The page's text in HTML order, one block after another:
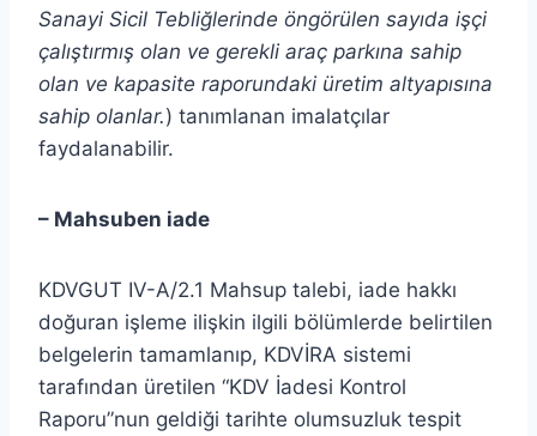
Sanayi Sicil Tebliğlerinde öngörülen sayıda işçi
çalıştırmış olan ve gerekli araç parkına sahip
olan ve kapasite raporundaki üretim altyapısına
sahip olanlar.) tanımlanan imalatçılar
faydalanabilir.
– Mahsuben iade
KDVGUT IV-A/2.1 Mahsup talebi, iade hakkı
doğuran işleme ilişkin ilgili bölümlerde belirtilen
belgelerin tamamlanıp, KDVİRA sistemi
tarafından üretilen “KDV İadesi Kontrol
Raporu”nun geldiği tarihte olumsuzluk tespit